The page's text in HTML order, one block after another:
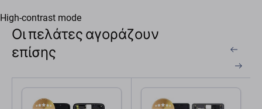
High-contrast mode
Οι πελάτες αγοράζουν
επίσης